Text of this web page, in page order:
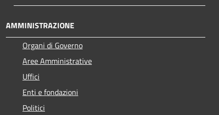
AMMINISTRAZIONE
Organi di Governo
Aree Amministrative
Uffici
Enti e fondazioni
Politici